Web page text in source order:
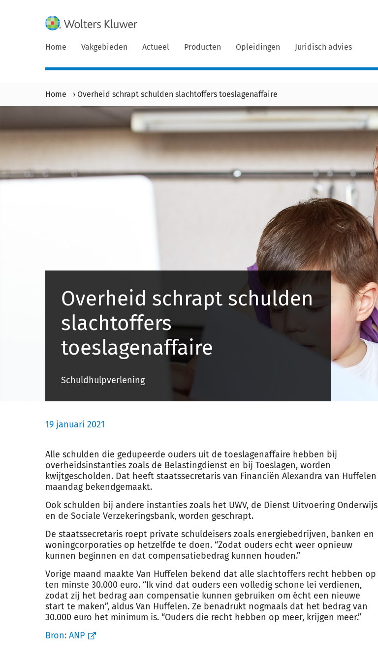
Home Vakgebieden Actueel Producten Opleidingen Juridisch advies
Home › Overheid schrapt schulden slachtoffers toeslagenaffaire
Overheid schrapt schulden
slachtoffers
toeslagenaffaire
Schuldhulpverlening
19 januari 2021
Alle schulden die gedupeerde ouders uit de toeslagenaffaire hebben bij
overheidsinstanties zoals de Belastingdienst en bij Toeslagen, worden
kwijtgescholden. Dat heeft staatssecretaris van Financiën Alexandra van Huffelen
maandag bekendgemaakt.
Ook schulden bij andere instanties zoals het UWV, de Dienst Uitvoering Onderwijs
en de Sociale Verzekeringsbank, worden geschrapt.
De staatssecretaris roept private schuldeisers zoals energiebedrijven, banken en
woningcorporaties op hetzelfde te doen. “Zodat ouders echt weer opnieuw
kunnen beginnen en dat compensatiebedrag kunnen houden.”
Vorige maand maakte Van Huffelen bekend dat alle slachtoffers recht hebben op
ten minste 30.000 euro. “Ik vind dat ouders een volledig schone lei verdienen,
zodat zij het bedrag aan compensatie kunnen gebruiken om écht een nieuwe
start te maken”, aldus Van Huffelen. Ze benadrukt nogmaals dat het bedrag van
30.000 euro het minimum is. “Ouders die recht hebben op meer, krijgen meer.”
Bron: ANP